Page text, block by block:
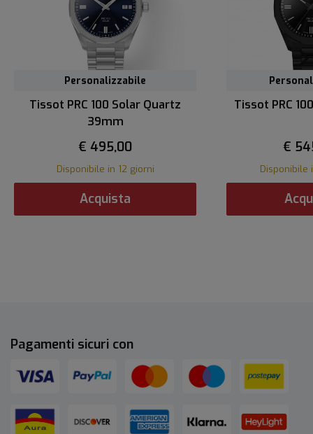
Personalizzabile
Tissot PRC 100 Solar Quartz
39mm
€ 495,00
Disponibile in 12 giorni
Acquista
Tissot PRC
€
Disponibile
Pagamenti sicuri con